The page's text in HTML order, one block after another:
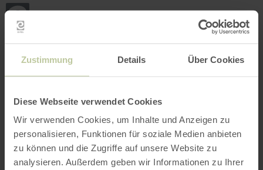
Zustimmung Details Über Cookies
Diese Webseite verwendet Cookies
Wir verwenden Cookies, um Inhalte und Anzeigen zu
personalisieren, Funktionen für soziale Medien anbieten
zu können und die Zugriffe auf unsere Website zu
analysieren. Außerdem geben wir Informationen zu Ihrer
Aller au contenu principal
Aller à la recherche
Aller à la navigation
Aller au pied de page
Retour
à
page
d'accueil
RECHERCHE MENU
L'offre de loisirs listée ci-dessous a été publiée
par le prestataire Vulkanhof Ziegenkäserei
plateforme de réservation Regiondo. Le
prestataire Vulkanhof Ziegenkäserei Tourismus
und Dienstleistungen est seul responsable du
contenu.